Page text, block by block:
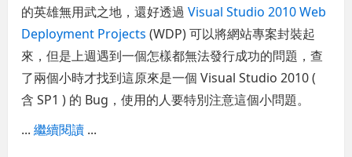
的英雄無用武之地，還好透過Visual Studio 2010 Web
Deployment Projects (WDP) 可以將網站專案封裝起
來，但是上週遇到一個怎樣都無法發行成功的問題，查
了兩個小時才找到這原來是一個 Visual Studio 2010 (
含 SP1 ) 的 Bug，使用的人要特別注意這個小問題。
...繼續閱讀 ...